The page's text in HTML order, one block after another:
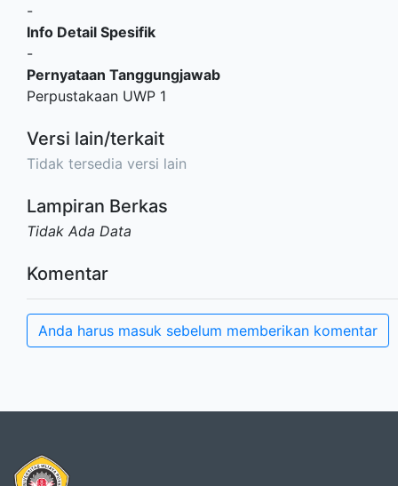
-
Info Detail Spesifik
-
Pernyataan Tanggungjawab
Perpustakaan UWP 1
Versi lain/terkait
Tidak tersedia versi lain
Lampiran Berkas
Tidak Ada Data
Komentar
Anda harus masuk sebelum memberikan komentar